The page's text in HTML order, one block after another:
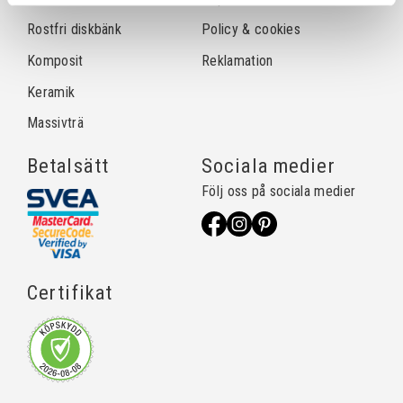
Rostfri diskbänk
Komposit
Keramik
Massivträ
Policy & cookies
Reklamation
Betalsätt
Certifikat
Sociala medier
Följ oss på sociala medier